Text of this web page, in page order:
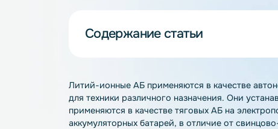
Содержание статьи